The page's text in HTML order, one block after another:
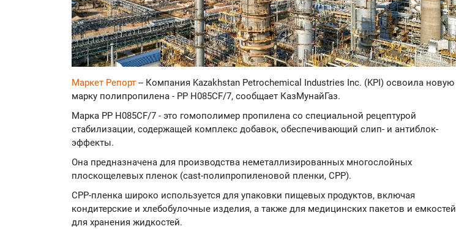
Маркет Репорт -- Компания Kazakhstan Petrochemical Industries Inc. (KPI) освоила новую
марку полипропилена - PP H085CF/7, сообщает КазМунайГаз.
Марка PP H085CF/7 - это гомополимер пропилена со специальной рецептурой
стабилизации, содержащей комплекс добавок, обеспечивающий слип- и антиблок-
эффекты.
Она предназначена для производства неметаллизированных многослойных
плоскощелевых пленок (cast-полипропиленовой пленки, CPP).
CPP-пленка широко используется для упаковки пищевых продуктов, включая
кондитерские и хлебобулочные изделия, а также для медицинских пакетов и емкостей
для хранения жидкостей.